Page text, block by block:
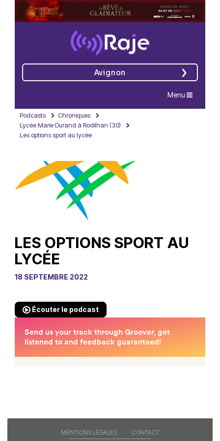
Avignon
Navigation
Menu
Podcasts
Chroniques
Lycée Marie Durand à Rodilhan (30)
Les options sport au lycée
LES OPTIONS SPORT AU
LYCÉE
18 SEPTEMBRE 2022
Écouter le podcast
MENTIONS LÉGALES CONTACT